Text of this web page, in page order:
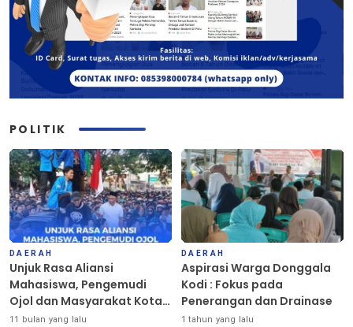
POLITIK
DAERAH
Unjuk Rasa Aliansi
Mahasiswa, Pengemudi
Ojol dan Masyarakat Kota
Palu Berlangsung Damai
11 bulan yang lalu
DAERAH
Aspirasi Warga Donggala
Kodi : Fokus pada
Penerangan dan Drainase
1 tahun yang lalu